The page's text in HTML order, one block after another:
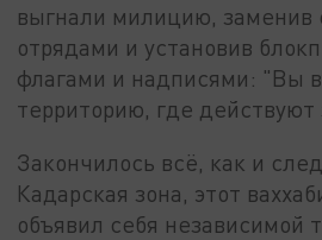
выгнали милицию, заменив
отрядами и установив
флагами и надписями: "Вы
территорию, где
Закончилось всё, как и
Кадарская зона, этот
объявил себя независимой